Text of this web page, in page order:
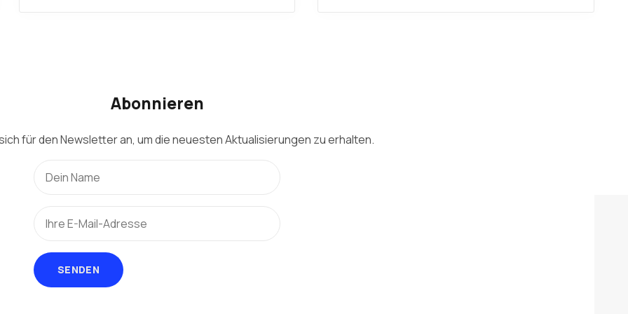
Abonnieren
für den Newsletter an, um die neuesten Aktualisierungen zu erhalten.
SENDEN